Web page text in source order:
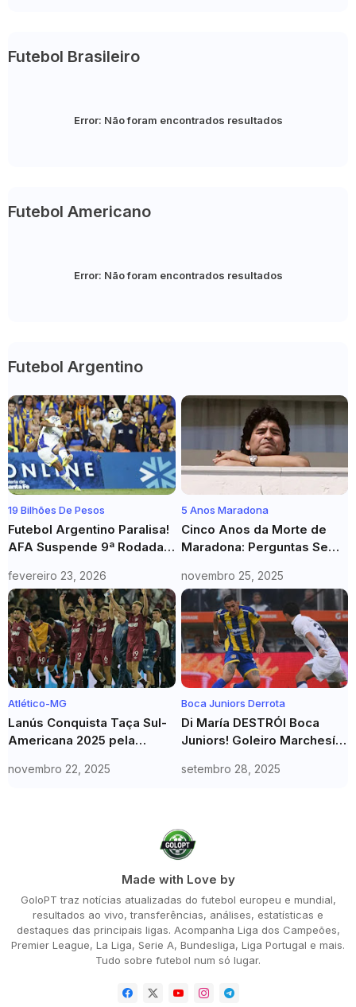
Futebol Brasileiro
Error: Não foram encontrados resultados
Futebol Americano
Error: Não foram encontrados resultados
Futebol Argentino
19 Bilhões De Pesos
Futebol Argentino Paralisa!
AFA Suspende 9ª Rodada
Bilionária Contra Presidente
fevereiro 23, 2026
5 Anos Maradona
Cinco Anos da Morte de
Maradona: Perguntas Sem
Negligência Médica e o
Legado do Diez
novembro 25, 2025
Atlético-MG
Lanús Conquista Taça Sul-
Americana 2025 pela
Pênaltis contra Atlético-MG
novembro 22, 2025
Boca Juniors Derrota
Di María DESTRÓI Boca
Juniors! Goleiro Marchesín
PESADELO
setembro 28, 2025
Made with Love by
GoloPT traz notícias atualizadas do futebol europeu e mundial,
resultados ao vivo, transferências, análises, estatísticas e
destaques das principais ligas. Acompanha Liga dos Campeões,
Premier League, La Liga, Serie A, Bundesliga, Liga Portugal e mais.
Tudo sobre futebol num só lugar.